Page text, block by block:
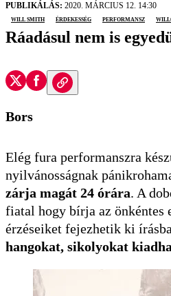
PUBLIKÁLÁS: 2020. MÁRCIUS 12. 14:30
Will Smith
érdekesség performansz
Ráadásul nem is
Bors
Elég fura performanszra
nyilvánosságnak
zárja magát 24 órára. A
fiatal hogy bírja az
érzéseiket fejezhetik ki
hangokat, sikolyokat